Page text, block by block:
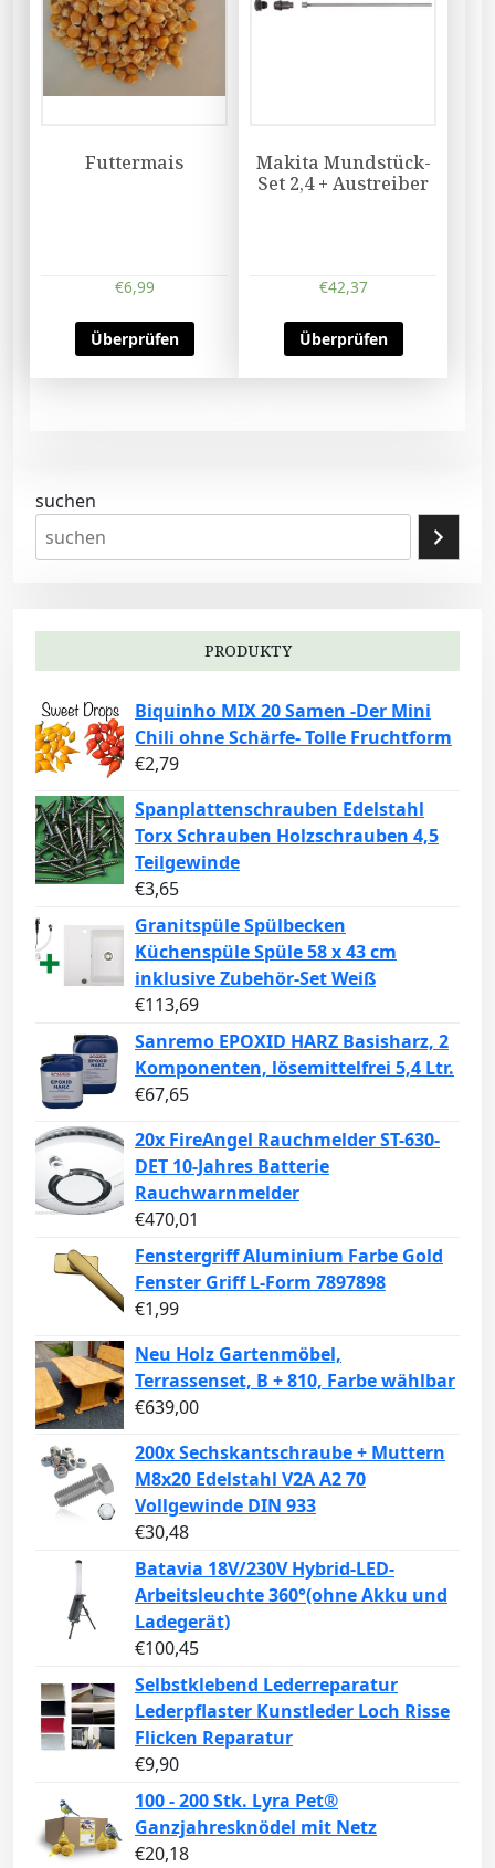
Futtermais
€6,99
Überprüfen
Makita Mundstück-
Set 2,4 + Austreiber
€42,37
Überprüfen
suchen
PRODUKTY
Biquinho MIX 20 Samen -Der Mini
Chili ohne Schärfe- Tolle Fruchtform
€2,79
Spanplattenschrauben Edelstahl
Torx Schrauben Holzschrauben 4,5
Teilgewinde
€3,65
Granitspüle Spülbecken
Küchenspüle Spüle 58 x 43 cm
inklusive Zubehör-Set Weiß
€113,69
Sanremo EPOXID HARZ Basisharz, 2
Komponenten, lösemittelfrei 5,4 Ltr.
€67,65
20x FireAngel Rauchmelder ST-630-
DET 10-Jahres Batterie
Rauchwarnmelder
€470,01
Fenstergriff Aluminium Farbe Gold
Fenster Griff L-Form 7897898
€1,99
Neu Holz Gartenmöbel,
Terrassenset, B + 810, Farbe wählbar
€639,00
200x Sechskantschraube + Muttern
M8x20 Edelstahl V2A A2 70
Vollgewinde DIN 933
€30,48
Batavia 18V/230V Hybrid-LED-
Arbeitsleuchte 360°(ohne Akku und
Ladegerät)
€100,45
Selbstklebend Lederreparatur
Lederpflaster Kunstleder Loch Risse
Flicken Reparatur
€9,90
100 - 200 Stk. Lyra Pet®
Ganzjahresknödel mit Netz
€20,18